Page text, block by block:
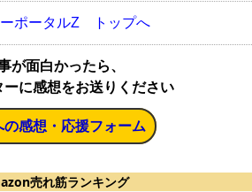
ポータルZ トップへ
が面白かったら、
ーに感想をお送りください
の感想・応援フォーム
売れ筋ランキング